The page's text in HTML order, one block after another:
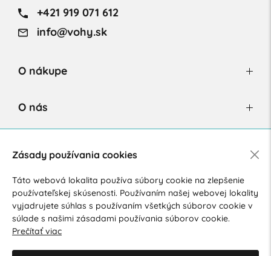
+421 919 071 612
info@vohy.sk
O nákupe
O nás
Súhlasím so spracovaním osobných údajov pre marketingové
účely.Zásady ochrany osobných údajov.
Zásady používania cookies
Táto webová lokalita používa súbory cookie na zlepšenie
používateľskej skúsenosti. Používaním našej webovej lokality
vyjadrujete súhlas s používaním všetkých súborov cookie v
súlade s našimi zásadami používania súborov cookie.
Prečítať viac